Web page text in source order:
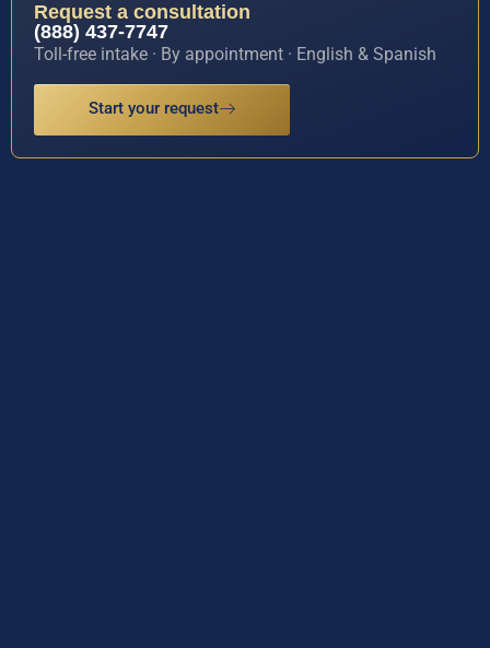
Request a consultation
(888) 437-7747
Toll-free intake · By appointment · English & Spanish
Start your request